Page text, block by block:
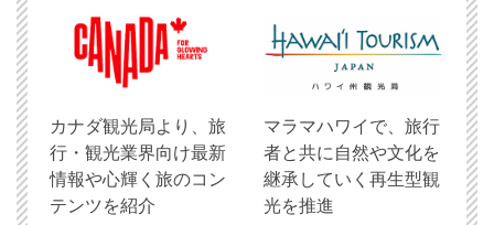
​カナダ観光局より、旅
行・観光業界向け最新
情報や心輝く旅のコン
テンツを紹介
マラマハワイで、旅行
者と共に自然や文化を
継承していく再生型観
光を推進